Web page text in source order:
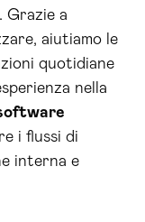
Grazie a
aiutiamo le
quotidiane
nella
i flussi di
interna e